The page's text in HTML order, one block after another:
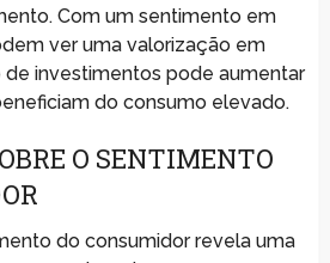
Com um sentimento em
ver uma valorização em
de investimentos pode aumentar
do consumo elevado.
O SENTIMENTO
do consumidor revela uma